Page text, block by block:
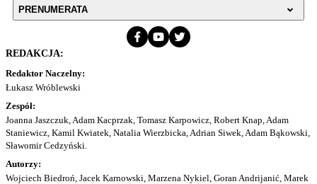
PRENUMERATA
REDAKCJA:
Redaktor Naczelny:
Łukasz Wróblewski
Zespół:
Joanna Jaszczuk, Adam Kacprzak, Tomasz Karpowicz, Robert Knap, Adam
Staniewicz, Kamil Kwiatek, Natalia Wierzbicka, Adrian Siwek, Adam Bąkowski,
Sławomir Cedzyński.
Autorzy:
Wojciech Biedroń, Jacek Karnowski, Marzena Nykiel, Goran Andrijanić, Marek